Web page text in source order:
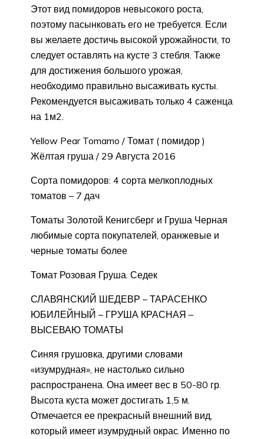
Этот вид помидоров невысокого роста,
поэтому пасынковать его не требуется. Если
вы желаете достичь высокой урожайности, то
следует оставлять на кусте 3 стебля. Также
для достижения большого урожая,
необходимо правильно высаживать кусты.
Рекомендуется высаживать только 4 саженца
на 1м2.
Yellow Pear Tomamo / Томат ( помидор )
Жёлтая груша / 29 Августа 2016
Сорта помидоров: 4 сорта мелкоплодных
томатов – 7 дач
Томаты Золотой Кенигсберг и Груша Черная
любимые сорта покупателей, оранжевые и
черные томаты более
Томат Розовая Груша. Седек
СЛАВЯНСКИЙ ШЕДЕВР – ТАРАСЕНКО
ЮБИЛЕЙНЫЙ – ГРУША КРАСНАЯ –
ВЫСЕВАЮ ТОМАТЫ
Синяя грушовка, другими словами
«изумрудная», не настолько сильно
распространена. Она имеет вес в 50-80 гр.
Высота куста может достигать 1,5 м.
Отмечается ее прекрасный внешний вид,
который имеет изумрудный окрас. Именно по